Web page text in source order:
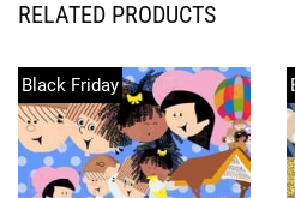
RELATED PRODUCTS
Black Friday